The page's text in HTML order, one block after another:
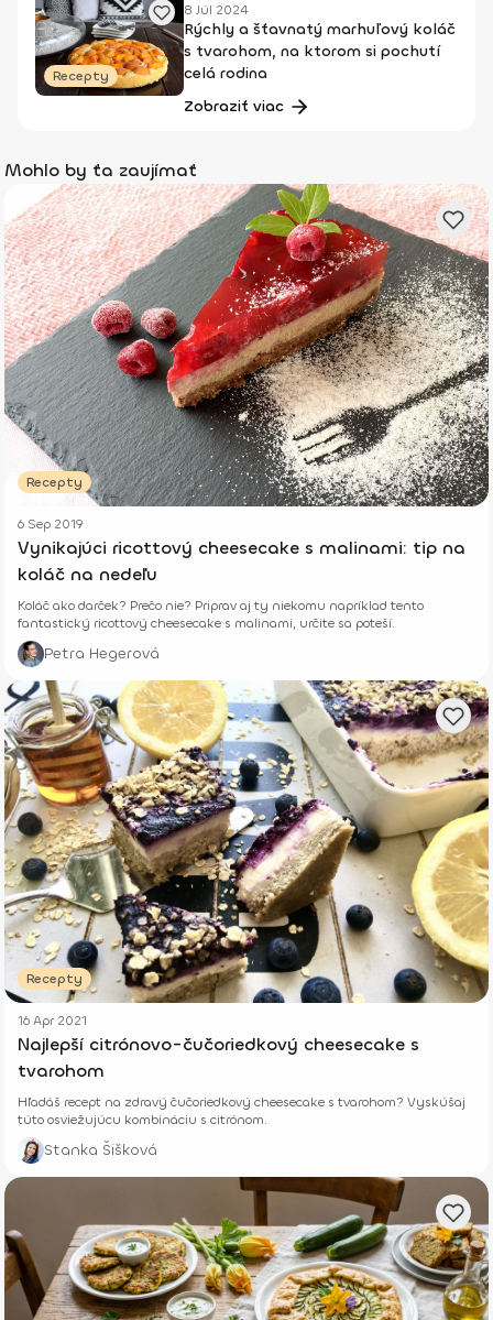
Recepty
8 Júl 2024
Rýchly a šťavnatý marhuľový koláč
s tvarohom, na ktorom si pochutí
celá rodina
Zobraziť viac
Mohlo by ťa zaujímať
Recepty
6 Sep 2019
Vynikajúci ricottový cheesecake s malinami: tip na
koláč na nedeľu
Koláč ako darček? Prečo nie? Priprav aj ty niekomu napríklad tento
fantastický ricottový cheesecake s malinami, určite sa poteší.
Petra Hegerová
Recepty
16 Apr 2021
Najlepší citrónovo-čučoriedkový cheesecake s
tvarohom
Hľadáš recept na zdravý čučoriedkový cheesecake s tvarohom? Vyskúšaj
túto osviežujúcu kombináciu s citrónom.
Stanka Šišková